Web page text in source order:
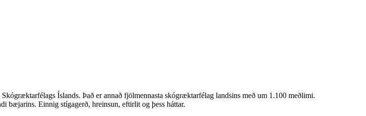
Íslands. Það er annað fjölmennasta skógræktarfélag landsins með um 1.100 meðlimi.
bæjarins. Einnig stígagerð, hreinsun, eftirlit og þess háttar.